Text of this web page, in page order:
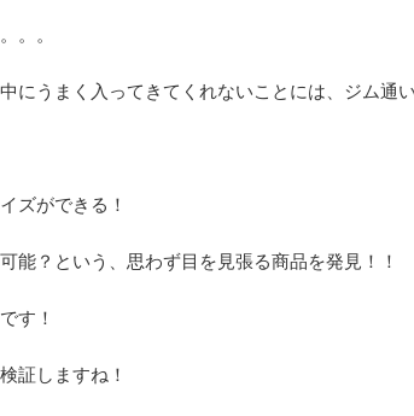
。。
にうまく入ってきてくれないことには、ジム通
ズができる！
能？という、思わず目を見張る商品を発見！！
す！
証しますね！